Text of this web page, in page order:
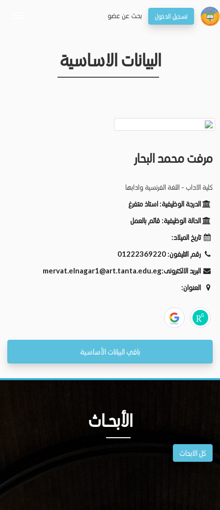
تسجيل الدخول بحـث عن عضو
البيانات الاساسية
مرفت محمد البحار
كلية الاداب - اللغة الفرنسية وادابها
الدرجة الوظيفية: استاذ متفرغ
الحالة الوظيفية: قائم بالعمل
تاريخ الميلاد:
رقم التليفون: 01222369220
البريد الالكترونى:mervat.elnagar1@art.tanta.edu.eg
العنوان:
باقي البيانات الأساسية
الأبحــاث
كل الابحاث